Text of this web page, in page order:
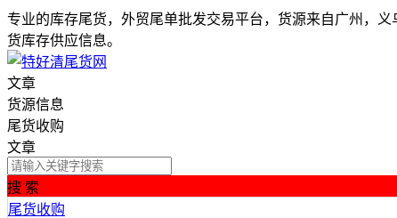
专业的库存尾货，外贸尾单批发交易平台，货源来自广州，
货库存供应信息。
文章
货源信息
尾货收购
文章
搜 索
尾货收购